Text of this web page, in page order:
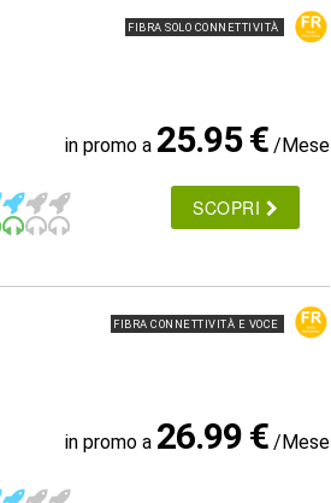
FIBRA SOLO CONNETTIVITÀ
in promo a 25.95 € /Mese
SCOPRI
FIBRA CONNETTIVITÀ E VOCE
in promo a 26.99 € /Mese